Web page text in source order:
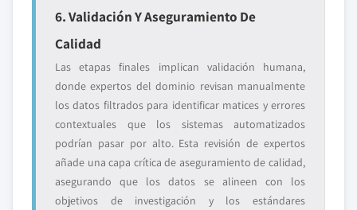
6. Validación Y Aseguramiento De
Calidad
Las etapas finales implican validación humana,
donde expertos del dominio revisan manualmente
los datos filtrados para identificar matices y errores
contextuales que los sistemas automatizados
podrían pasar por alto. Esta revisión de expertos
añade una capa crítica de aseguramiento de calidad,
asegurando que los datos se alineen con los
objetivos de investigación y los estándares